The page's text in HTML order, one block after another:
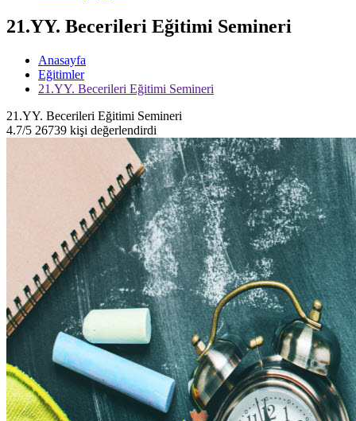
21.YY. Becerileri Eğitimi Semineri
Anasayfa
Eğitimler
21.YY. Becerileri Eğitimi Semineri
21.YY. Becerileri Eğitimi Semineri
4.7/5 26739 kişi değerlendirdi